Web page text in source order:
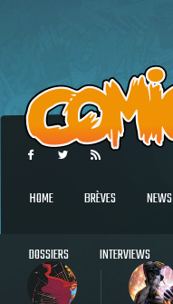
HOME BRÈVES NEWS
DOSSIERS INTERVIEWS